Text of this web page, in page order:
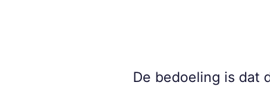
De bedoeling is dat